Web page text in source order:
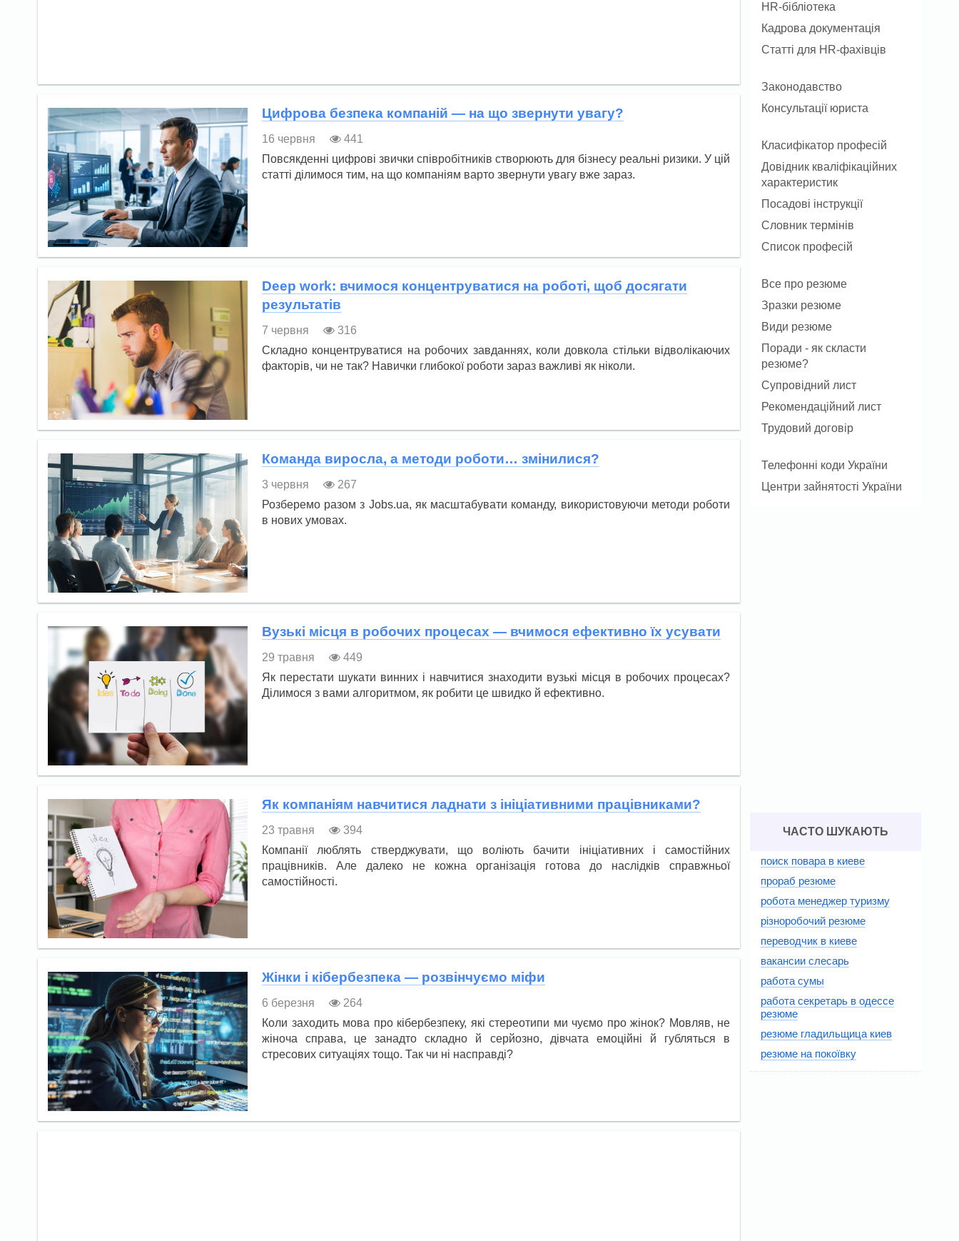
Цифрова безпека компаній — на що звернути увагу?
16 червня 441
Повсякденні цифрові звички співробітників створюють для бізнесу реальні ризики. У цій
статті ділимося тим, на що компаніям варто звернути увагу вже зараз.
Deep work: вчимося концентруватися на роботі, щоб досягати
результатів
7 червня 316
Складно концентруватися на робочих завданнях, коли довкола стільки відволікаючих
факторів, чи не так? Навички глибокої роботи зараз важливі як ніколи.
Команда виросла, а методи роботи… змінилися?
3 червня 267
Розберемо разом з Jobs.ua, як масштабувати команду, використовуючи методи роботи
в нових умовах.
Вузькі місця в робочих процесах — вчимося ефективно їх усувати
29 травня 449
Як перестати шукати винних і навчитися знаходити вузькі місця в робочих процесах?
Ділимося з вами алгоритмом, як робити це швидко й ефективно.
Як компаніям навчитися ладнати з ініціативними працівниками?
23 травня 394
Компанії люблять стверджувати, що воліють бачити ініціативних і самостійних
працівників. Але далеко не кожна організація готова до наслідків справжньої
самостійності.
Жінки і кібербезпека — розвінчуємо міфи
6 березня 264
Коли заходить мова про кібербезпеку, які стереотипи ми чуємо про жінок? Мовляв, не
жіноча справа, це занадто складно й серйозно, дівчата емоційні й губляться в
стресових ситуаціях тощо. Так чи ні насправді?
HR-бібліотека
Кадрова документація
Статті для HR-фахівців
Законодавство
Консультації юриста
Класифікатор професій
Довідник кваліфікаційних
характеристик
Посадові інструкції
Словник термінів
Список професій
Все про резюме
Зразки резюме
Види резюме
Поради - як скласти
резюме?
Супровідний лист
Рекомендаційний лист
Трудовий договір
Телефонні коди України
Центри зайнятості України
ЧАСТО ШУКАЮТЬ
поиск повара в киеве
прораб резюме
робота менеджер туризму
різноробочий резюме
переводчик в киеве
вакансии слесарь
работа сумы
работа секретарь в одессе
резюме
резюме гладильщица киев
резюме на покоївку